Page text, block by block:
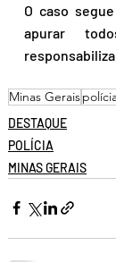
O caso
apurar
Minas Gerais
DESTAQUE
POLÍCIA
MINAS GERAIS